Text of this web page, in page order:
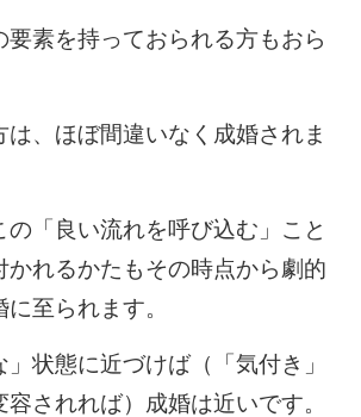
要素を持っておられる方もおら
は、ほぼ間違いなく成婚されま
の「良い流れを呼び込む」こと
かれるかたもその時点から劇的
至られます。
」状態に近づけば（「気付き」
されれば）成婚は近いです。